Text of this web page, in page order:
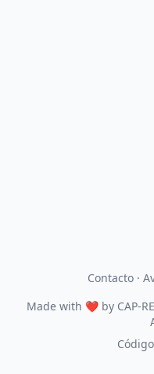
Contacto·
Made with ❤by CAP-